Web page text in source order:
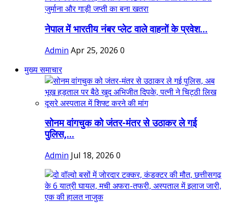
नेपाल में भारतीय नंबर प्लेट वाले वाहनों के प्रवेश...
Admin Apr 25, 2026 0
मुख्य समाचार
सोनम वांगचुक को जंतर-मंतर से उठाकर ले गई
पुलिस,...
Admin Jul 18, 2026 0